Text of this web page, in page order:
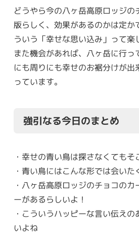
どうやら今の八ヶ岳高原ロッジの
版らしく、効果があるのかは定か
ういう「幸せな思い込み」って楽
また機会があれば、八ヶ岳に行っ
にも周りにも幸せのお裾分けが出
っています。
強引なる今日のまとめ
・幸せの青い鳥は探さなくてもそ
・青い鳥にはこんな形では会いた
・八ヶ岳高原ロッジのチョコの
ーがあるらしいよ！
・こういうハッピーな言い伝え
いよね